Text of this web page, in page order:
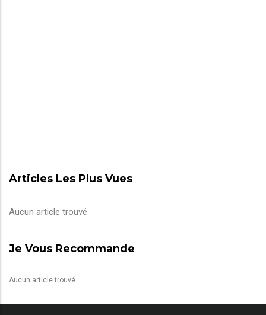
Articles Les Plus Vues
Aucun article trouvé
Je Vous Recommande
Aucun article trouvé